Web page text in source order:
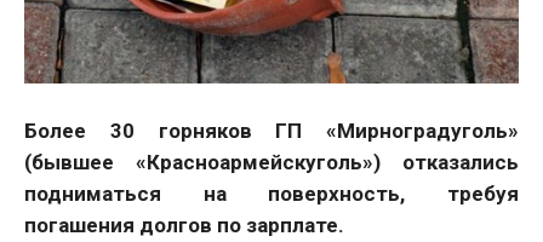
Более 30 горняков ГП «Мирноградуголь»
(бывшее «Красноармейскуголь») отказались
подниматься на поверхность, требуя
погашения долгов по зарплате.